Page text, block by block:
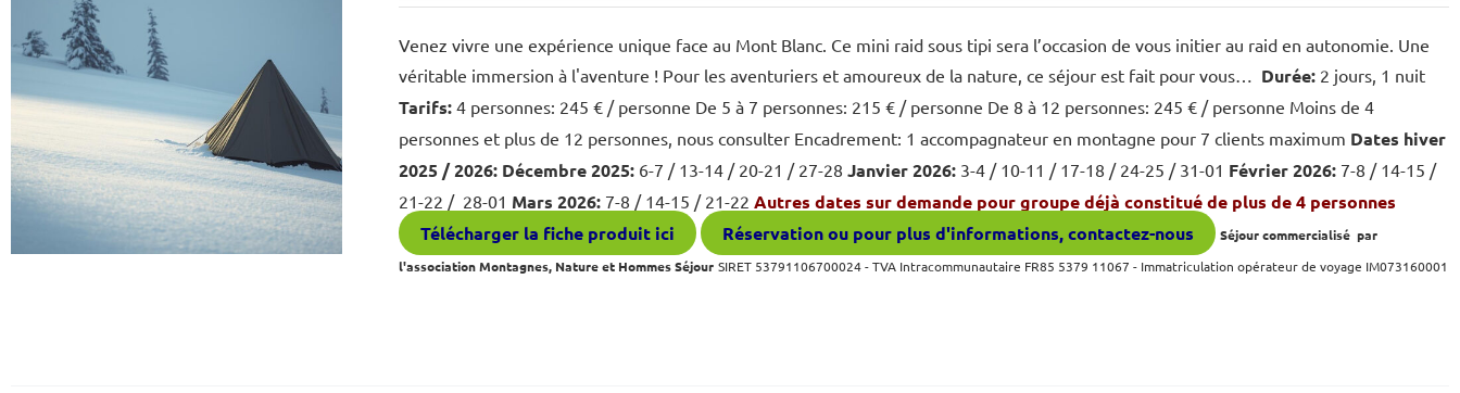
Venez vivre une expérience unique face au Mont Blanc. Ce mini raid sous tipi sera l’occasion de vous initier au raid en autonomie. Une
véritable immersion à l'aventure ! Pour les aventuriers et amoureux de la nature, ce séjour est fait pour vous… Durée: 2 jours, 1 nuit
Tarifs: 4 personnes: 245 € / personne De 5 à 7 personnes: 215 € / personne De 8 à 12 personnes: 245 € / personne Moins de 4
personnes et plus de 12 personnes, nous consulter Encadrement: 1 accompagnateur en montagne pour 7 clients maximum Dates hiver
2025 / 2026: Décembre 2025: 6-7 / 13-14 / 20-21 / 27-28Janvier 2026: 3-4 / 10-11 / 17-18 / 24-25 / 31-01 Février 2026: 7-8 / 14-15 /
21-22 / 28-01 Mars 2026: 7-8 / 14-15 / 21-22Autres dates sur demande pour groupe déjà constitué de plus de 4 personnes
Télécharger la fiche produit ici
Réservation ou pour plus d'informations, contactez-nous
Séjour commercialisé par
l'association Montagnes, Nature et Hommes Séjour SIRET 53791106700024 - TVA Intracommunautaire FR85 5379 11067 - Immatriculation opérateur de voyage IM073160001